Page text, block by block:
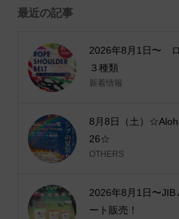
最近の記事
2026年8月1日〜
３種類
新着情報
8月8日（土）
26☆
OTHERS
2026年8月1日〜JIB
ート販売！